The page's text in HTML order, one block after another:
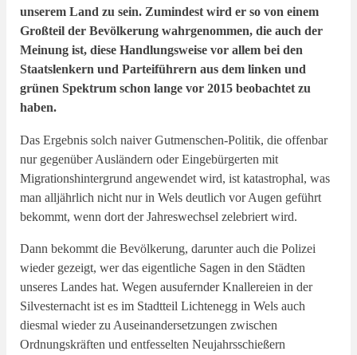
unserem Land zu sein. Zumindest wird er so von einem
Großteil der Bevölkerung wahrgenommen, die auch der
Meinung ist, diese Handlungsweise vor allem bei den
Staatslenkern und Parteiführern aus dem linken und
grünen Spektrum schon lange vor 2015 beobachtet zu
haben.
Das Ergebnis solch naiver Gutmenschen-Politik, die offenbar
nur gegenüber Ausländern oder Eingebürgerten mit
Migrationshintergrund angewendet wird, ist katastrophal, was
man alljährlich nicht nur in Wels deutlich vor Augen geführt
bekommt, wenn dort der Jahreswechsel zelebriert wird.
Dann bekommt die Bevölkerung, darunter auch die Polizei
wieder gezeigt, wer das eigentliche Sagen in den Städten
unseres Landes hat. Wegen ausufernder Knallereien in der
Silvesternacht ist es im Stadtteil Lichtenegg in Wels auch
diesmal wieder zu Auseinandersetzungen zwischen
Ordnungskräften und entfesselten Neujahrsschießern